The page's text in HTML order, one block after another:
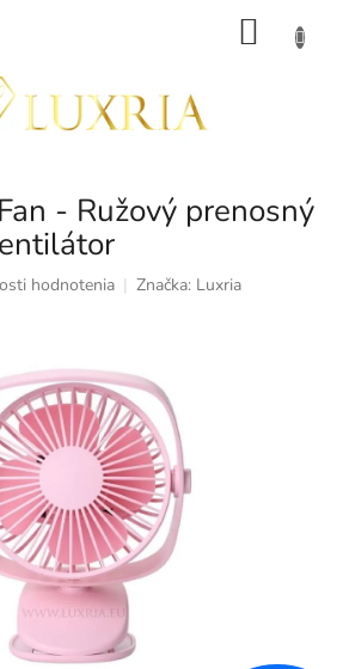
- Ružový prenosný
hodnotenia Značka: Luxria